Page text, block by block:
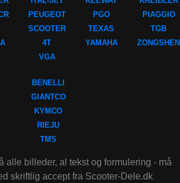
PEUGEOT
SCOOTER
4T
VGA
PGO
TEXAS
YAMAHA
PIAGGIO
TGB
ZONGSHEN
BENELLI
GIANTCO
KYMCO
RIEJU
TMS
alle billeder, al tekst og formulering - må
skriftlig accept fra Scooter-Dele.dk